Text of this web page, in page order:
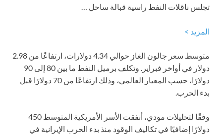
تجلس ناقلات النفط راسية قبالة ساحل …
المزيد >
متوسط سعر جالون الغاز حوالي 4.34 دولارات، ارتفاعًا من 2.98
دولار في أواخر فبراير. وتكلف برميل النفط ما بين 80 إلى 90
دولارًا، حسب المعيار العالمي، وذلك ارتفاعًا من 70 دولارًا قبل
بدء الحرب.
وفقًا لتحليلات مودي، أنفقت الأسر الأمريكية المتوسط 450
دولارًا إضافيًا في تكاليف الوقود منذ بدء الحرب الإيرانية في